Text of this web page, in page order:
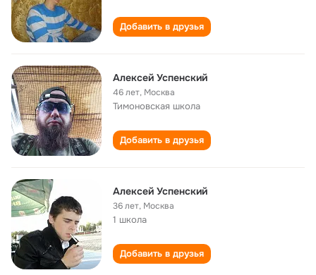
Добавить в друзья
Алексей Успенский
46 лет, Москва
Тимоновская школа
Добавить в друзья
Алексей Успенский
36 лет, Москва
1 школа
Добавить в друзья